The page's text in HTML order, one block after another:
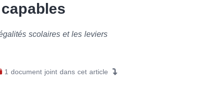
scolaires et les leviers
1 document joint dans cet article